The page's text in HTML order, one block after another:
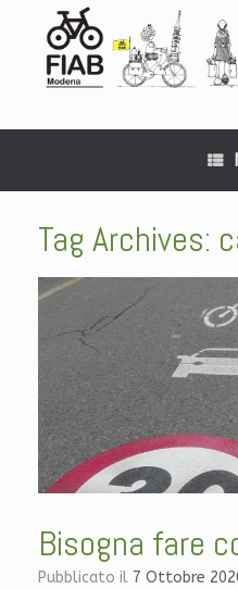
Tag Archives:
Bisogna fare
Pubblicato il 7 Ottobre